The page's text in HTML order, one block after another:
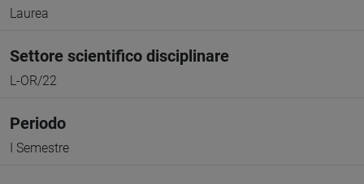
Laurea
Settore scientifico disciplinare
L-OR/22
Periodo
I Semestre